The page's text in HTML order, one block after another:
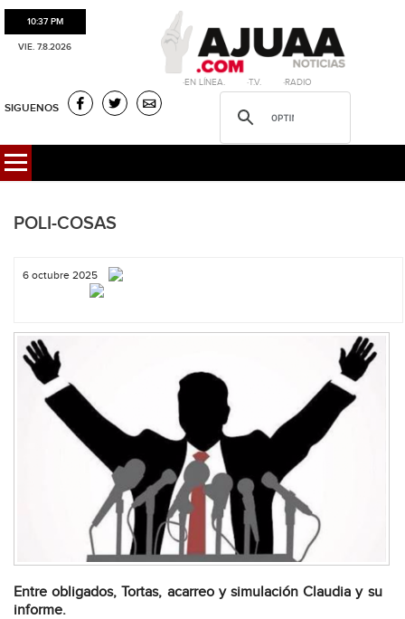
10:37 PM
VIE. 7.8.2026
·EN LÍNEA. ·T.V. ·RADIO
SIGUENOS
POLI-COSAS
6 octubre 2025
Entre obligados, Tortas, acarreo y simulación Claudia y su
informe.